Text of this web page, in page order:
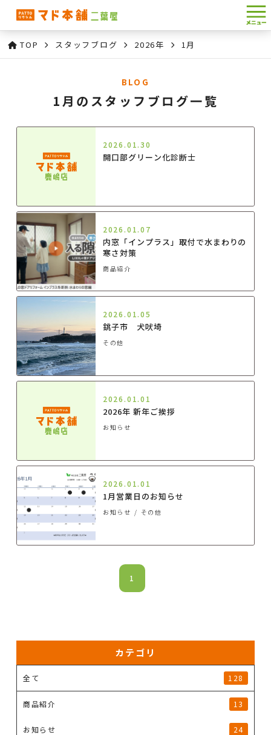
TOP スタッフブログ 2026年 1月
BLOG
1月のスタッフブログ一覧
2026.01.30
開口部グリーン化診断士
2026.01.07
内窓「インプラス」取付で水まわりの
寒さ対策
商品紹介
2026.01.05
銚子市 犬吠埼
その他
2026.01.01
2026年 新年ご挨拶
お知らせ
2026.01.01
1月営業日のお知らせ
お知らせ その他
1
カテゴリ
全て 128
商品紹介 13
お知らせ 24